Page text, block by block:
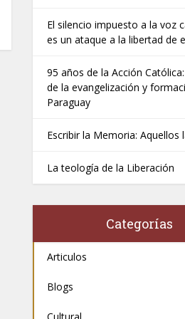
El silencio impuesto a la voz
es un ataque a la libertad de
95 años de la Acción
de la evangelización y
Paraguay
Escribir la Memoria: Aquellos
La teología de la Liberación
Categorías
Articulos
Blogs